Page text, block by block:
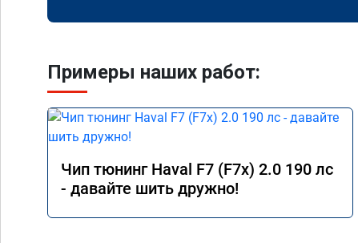
Примеры наших работ:
Чип тюнинг Haval F7 (F7x) 2.0 190 лс
- давайте шить дружно!